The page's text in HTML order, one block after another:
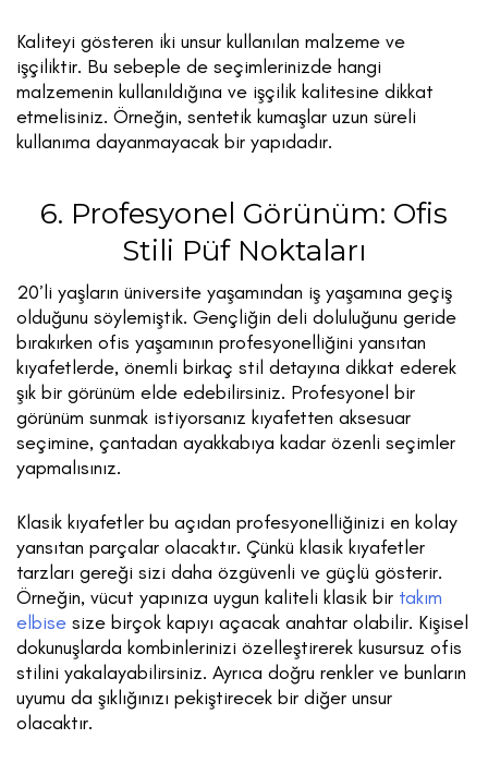
Kaliteyi gösteren iki unsur kullanılan malzeme ve
işçiliktir. Bu sebeple de seçimlerinizde hangi
malzemenin kullanıldığına ve işçilik kalitesine dikkat
etmelisiniz. Örneğin, sentetik kumaşlar uzun süreli
kullanıma dayanmayacak bir yapıdadır.
6. Profesyonel Görünüm: Ofis
Stili Püf Noktaları
20’li yaşların üniversite yaşamından iş yaşamına geçiş
olduğunu söylemiştik. Gençliğin deli doluluğunu geride
bırakırken ofis yaşamının profesyonelliğini yansıtan
kıyafetlerde, önemli birkaç stil detayına dikkat ederek
şık bir görünüm elde edebilirsiniz. Profesyonel bir
görünüm sunmak istiyorsanız kıyafetten aksesuar
seçimine, çantadan ayakkabıya kadar özenli seçimler
yapmalısınız.
Klasik kıyafetler bu açıdan profesyonelliğinizi en kolay
yansıtan parçalar olacaktır. Çünkü klasik kıyafetler
tarzları gereği sizi daha özgüvenli ve güçlü gösterir.
Örneğin, vücut yapınıza uygun kaliteli klasik bir takım
elbise size birçok kapıyı açacak anahtar olabilir. Kişisel
dokunuşlarda kombinlerinizi özelleştirerek kusursuz ofis
stilini yakalayabilirsiniz. Ayrıca doğru renkler ve bunların
uyumu da şıklığınızı pekiştirecek bir diğer unsur
olacaktır.